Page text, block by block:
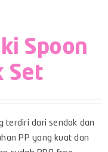
Spoon
Set
terdiri dari sendok dan
PP yang kuat dan